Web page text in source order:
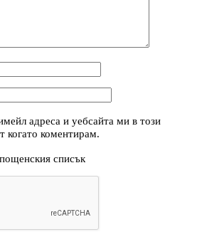
адреса и уебсайта ми в този
когато коментирам.
списък